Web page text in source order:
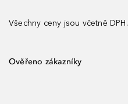
Všechny ceny jsou včetně DPH.
Ověřeno zákazníky